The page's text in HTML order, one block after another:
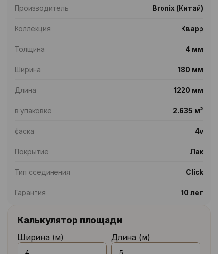
Производитель Bronix (Китай)
Коллекция Кварр
Толщина 4 мм
Ширина 180 мм
Длина 1220 мм
в упаковке 2.635 м²
фаска 4v
Покрытие Лак
Тип соединения Click
Гарантия 10 лет
Калькулятор площади
Ширина (м) Длина (м)